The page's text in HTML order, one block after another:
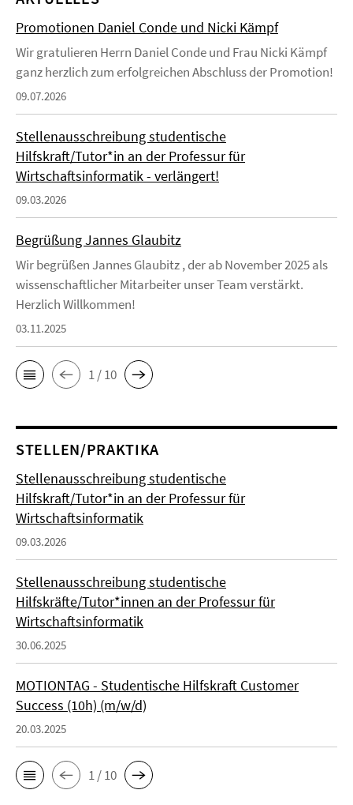
Promotionen Daniel Conde und Nicki Kämpf
Wir gratulieren Herrn Daniel Conde und Frau Nicki Kämpf
ganz herzlich zum erfolgreichen Abschluss der Promotion!
09.07.2026
Stellenausschreibung studentische
Hilfskraft/Tutor*in an der Professur für
Wirtschaftsinformatik - verlängert!
09.03.2026
Begrüßung Jannes Glaubitz
Wir begrüßen Jannes Glaubitz , der ab November 2025 als
wissenschaftlicher Mitarbeiter unser Team verstärkt.
Herzlich Willkommen!
03.11.2025
1 / 10
STELLEN/PRAKTIKA
Stellenausschreibung studentische
Hilfskraft/Tutor*in an der Professur für
Wirtschaftsinformatik
09.03.2026
Stellenausschreibung studentische
Hilfskräfte/Tutor*innen an der Professur für
Wirtschaftsinformatik
30.06.2025
MOTIONTAG - Studentische Hilfskraft Customer
Success (10h) (m/w/d)
20.03.2025
1 / 10